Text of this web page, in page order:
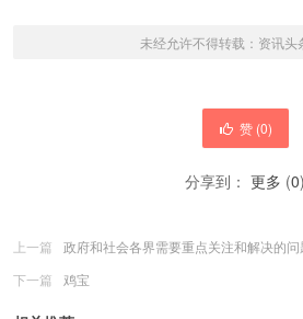
未经允许不得转载： 资讯头
赞 (0)
分享到： 更多 (0)
上一篇
政府和社会各界需要重点关注和解决的问
下一篇
鸡宝